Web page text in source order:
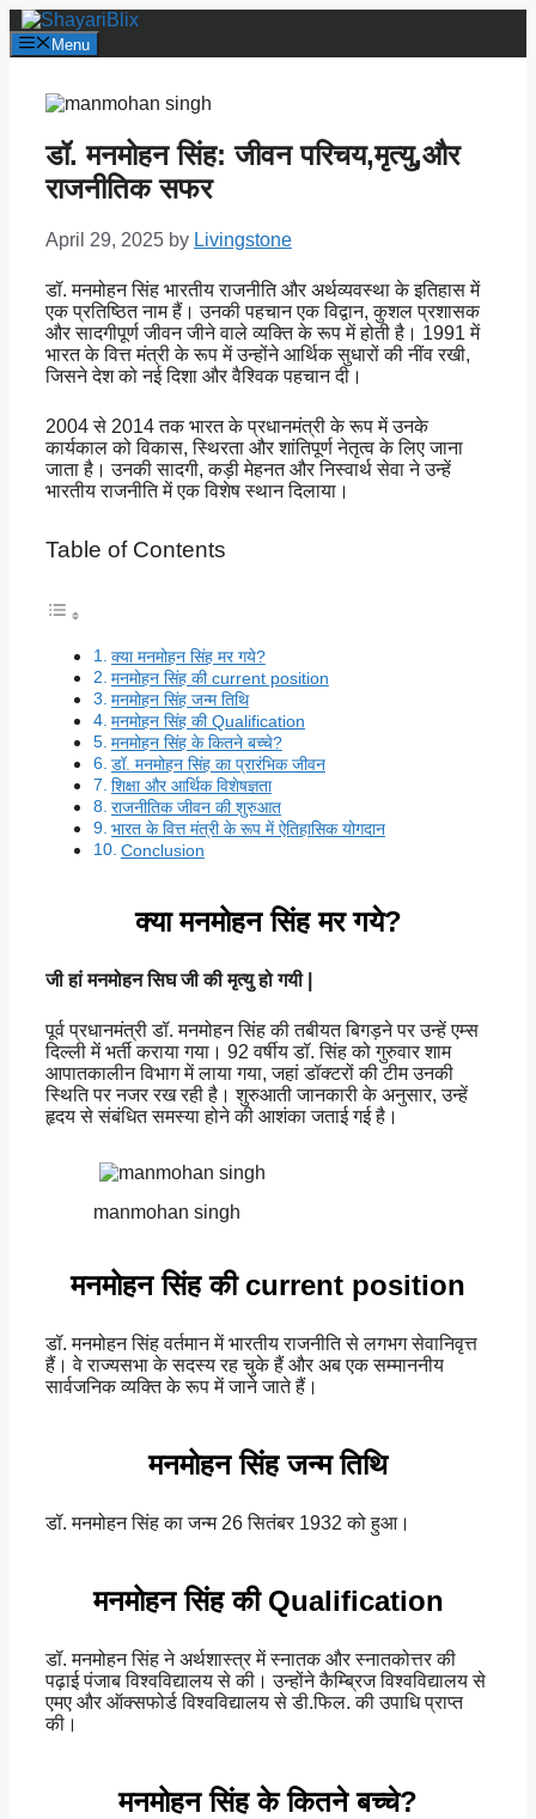
Skip
to
content
Menu
डॉ. मनमोहन सिंह: जीवन परिचय,मृत्यु,और
राजनीतिक सफर
April 29, 2025 by Livingstone
डॉ. मनमोहन सिंह भारतीय राजनीति और अर्थव्यवस्था के इतिहास में
एक प्रतिष्ठित नाम हैं। उनकी पहचान एक विद्वान, कुशल प्रशासक
और सादगीपूर्ण जीवन जीने वाले व्यक्ति के रूप में होती है। 1991 में
भारत के वित्त मंत्री के रूप में उन्होंने आर्थिक सुधारों की नींव रखी,
जिसने देश को नई दिशा और वैश्विक पहचान दी।
2004 से 2014 तक भारत के प्रधानमंत्री के रूप में उनके
कार्यकाल को विकास, स्थिरता और शांतिपूर्ण नेतृत्व के लिए जाना
जाता है। उनकी सादगी, कड़ी मेहनत और निस्वार्थ सेवा ने उन्हें
भारतीय राजनीति में एक विशेष स्थान दिलाया।
Table of Contents
क्या मनमोहन सिंह मर गये?
मनमोहन सिंह की current position
मनमोहन सिंह जन्म तिथि
मनमोहन सिंह की Qualification
मनमोहन सिंह के कितने बच्चे?
डॉ. मनमोहन सिंह का प्रारंभिक जीवन
शिक्षा और आर्थिक विशेषज्ञता
राजनीतिक जीवन की शुरुआत
भारत के वित्त मंत्री के रूप में ऐतिहासिक योगदान
Conclusion
क्या मनमोहन सिंह मर गये?
जी हां मनमोहन सिघ जी की मृत्यु हो गयी |
पूर्व प्रधानमंत्री डॉ. मनमोहन सिंह की तबीयत बिगड़ने पर उन्हें एम्स
दिल्ली में भर्ती कराया गया। 92 वर्षीय डॉ. सिंह को गुरुवार शाम
आपातकालीन विभाग में लाया गया, जहां डॉक्टरों की टीम उनकी
स्थिति पर नजर रख रही है। शुरुआती जानकारी के अनुसार, उन्हें
हृदय से संबंधित समस्या होने की आशंका जताई गई है।
manmohan singh
मनमोहन सिंह की current position
डॉ. मनमोहन सिंह वर्तमान में भारतीय राजनीति से लगभग सेवानिवृत्त
हैं। वे राज्यसभा के सदस्य रह चुके हैं और अब एक सम्माननीय
सार्वजनिक व्यक्ति के रूप में जाने जाते हैं।
मनमोहन सिंह जन्म तिथि
डॉ. मनमोहन सिंह का जन्म 26 सितंबर 1932 को हुआ।
मनमोहन सिंह की Qualification
डॉ. मनमोहन सिंह ने अर्थशास्त्र में स्नातक और स्नातकोत्तर की
पढ़ाई पंजाब विश्वविद्यालय से की। उन्होंने कैम्ब्रिज विश्वविद्यालय से
एमए और ऑक्सफोर्ड विश्वविद्यालय से डी.फिल. की उपाधि प्राप्त
की।
मनमोहन सिंह के कितने बच्चे?